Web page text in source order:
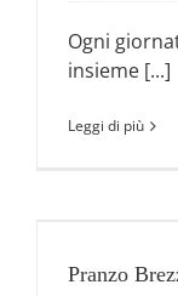
Ogni
insieme [...]
Leggi di più
Pranzo